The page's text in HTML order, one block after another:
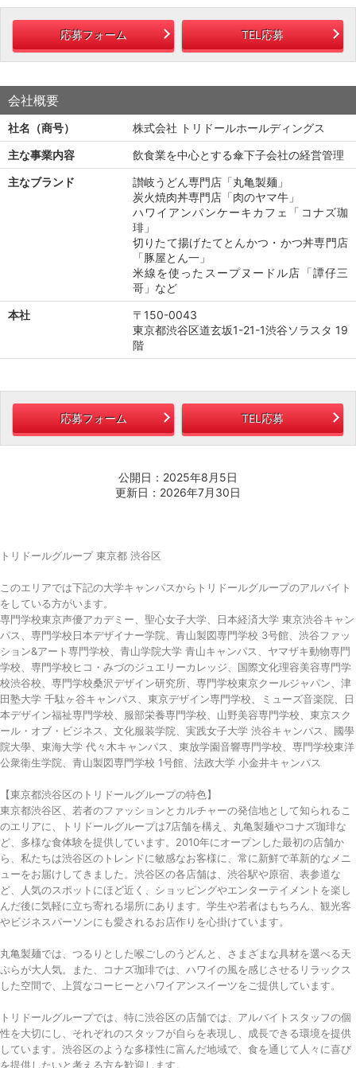
応募フォーム TEL応募
会社概要
社名（商号）
株式会社 トリドールホールディングス
主な事業内容
飲食業を中心とする傘下子会社の経営管理
主なブランド
讃岐うどん専門店「丸亀製麺」
炭火焼肉丼専門店「肉のヤマ牛」
ハワイアンパンケーキカフェ「コナズ珈
琲」
切りたて揚げたてとんかつ・かつ丼専門店
「豚屋とん一」
米線を使ったスープヌードル店「譚仔三
哥」など
本社
〒150-0043
東京都渋谷区道玄坂1-21-1渋谷ソラスタ 19
階
応募フォーム TEL応募
公開日：2025年8月5日
更新日：2026年7月30日
トリドールグループ 東京都 渋谷区
このエリアでは下記の大学キャンパスからトリドールグループのアルバイト
をしている方がいます。
専門学校東京声優アカデミー、聖心女子大学、日本経済大学 東京渋谷キャン
パス、専門学校日本デザイナー学院、青山製図専門学校 3号館、渋谷ファッ
ション&アート専門学校、青山学院大学 青山キャンパス、ヤマザキ動物専門
学校、専門学校ヒコ・みづのジュエリーカレッジ、国際文化理容美容専門学
校渋谷校、専門学校桑沢デザイン研究所、専門学校東京クールジャパン、津
田塾大学 千駄ヶ谷キャンパス、東京デザイン専門学校、ミューズ音楽院、日
本デザイン福祉専門学校、服部栄養専門学校、山野美容専門学校、東京スク
ール・オブ・ビジネス、文化服装学院、実践女子大学 渋谷キャンパス、國學
院大學、東海大学 代々木キャンパス、東放学園音響専門学校、専門学校東洋
公衆衛生学院、青山製図専門学校 1号館、法政大学 小金井キャンパス
【東京都渋谷区のトリドールグループの特色】
東京都渋谷区、若者のファッションとカルチャーの発信地として知られるこ
のエリアに、トリドールグループは7店舗を構え、丸亀製麺やコナズ珈琲な
ど、多様な食体験を提供しています。2010年にオープンした最初の店舗か
ら、私たちは渋谷区のトレンドに敏感なお客様に、常に新鮮で革新的なメニ
ューをお届けしてきました。渋谷区の各店舗は、渋谷駅や原宿、表参道な
ど、人気のスポットにほど近く、ショッピングやエンターテイメントを楽し
んだ後に気軽に立ち寄れる場所にあります。学生や若者はもちろん、観光客
やビジネスパーソンにも愛されるお店作りを心掛けています。
丸亀製麺では、つるりとした喉ごしのうどんと、さまざまな具材を選べる天
ぷらが大人気。また、コナズ珈琲では、ハワイの風を感じさせるリラックス
した空間で、上質なコーヒーとハワイアンスイーツをご提供しています。
トリドールグループでは、特に渋谷区の店舗では、アルバイトスタッフの個
性を大切にし、それぞれのスタッフが自らを表現し、成長できる環境を提供
しています。渋谷区のような多様性に富んだ地域で、食を通じて人々に喜び
を提供したいと考える方を歓迎します。